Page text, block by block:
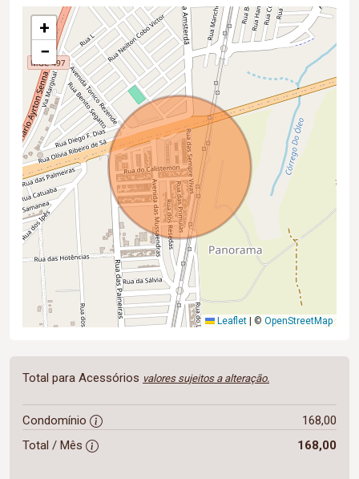
+
−
Leaflet | © OpenStreetMap
Total para Acessórios valores sujeitos a alteração.
Condomínio
168,00
Total / Mês
168,00